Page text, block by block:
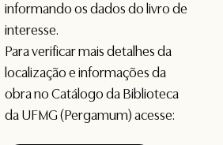
informando os dados do livro de
interesse.
Para verificar mais detalhes da
localização e informações da
obra no Catálogo da Biblioteca
da UFMG (Pergamum) acesse: